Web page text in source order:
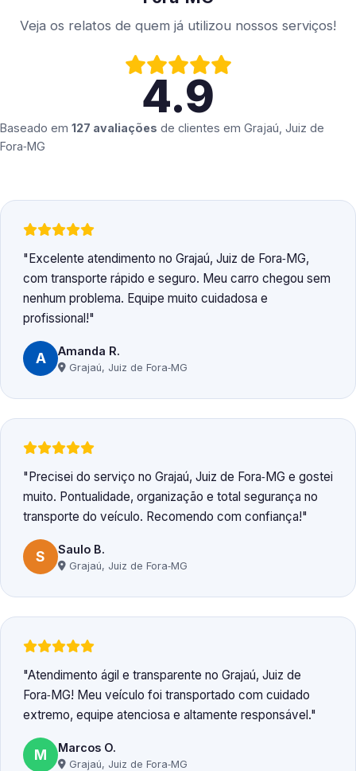
Veja os relatos de quem já utilizou nossos serviços!
4.9
Baseado em 127 avaliações de clientes em Grajaú, Juiz de
Fora‑MG
Excelente atendimento no Grajaú, Juiz de Fora‑MG,
com transporte rápido e seguro. Meu carro chegou sem
nenhum problema. Equipe muito cuidadosa e
profissional!
A Amanda R.
Grajaú, Juiz de Fora‑MG
Precisei do serviço no Grajaú, Juiz de Fora‑MG e gostei
muito. Pontualidade, organização e total segurança no
transporte do veículo. Recomendo com confiança!
S Saulo B.
Grajaú, Juiz de Fora‑MG
Atendimento ágil e transparente no Grajaú, Juiz de
Fora‑MG! Meu veículo foi transportado com cuidado
extremo, equipe atenciosa e altamente responsável.
M Marcos O.
Grajaú, Juiz de Fora‑MG